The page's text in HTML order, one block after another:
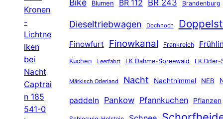
Kronen
-
Lichtne
lken
bei
Nacht
Captrai
n 185
541-0
Blumen BR 112 BR 243 Brandenburg
Dieseltriebwagen Dochnoch
Finowfurt Finowkanal Frankreich
Kuchen Leerfahrt LK Dahme-Spreewald LK Oder-
Märkisch Oderland Nacht Nachthimmel NEB
paddeln Pankow Pfannkuchen Pflanzen